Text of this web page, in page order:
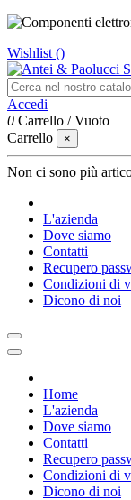
Wishlist ()
Accedi
0 Carrello /Vuoto
Carrello
×
Non ci sono più
L'azienda
Dove siamo
Contatti
Recupero
Condizioni di
Dicono di noi
Home
L'azienda
Dove siamo
Contatti
Recupero
Condizioni di
Dicono di noi